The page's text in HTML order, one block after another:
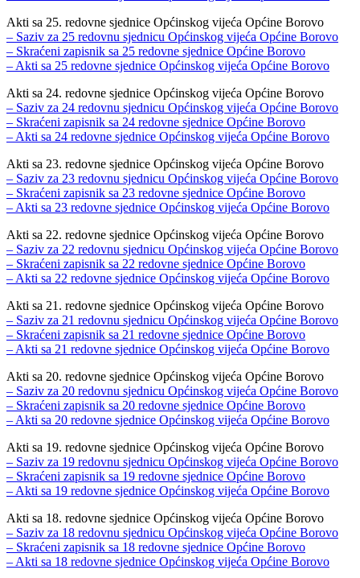
Akti sa 25. redovne sjednice Općinskog vijeća Općine Borovo
– Saziv za 25 redovnu sjednicu Općinskog vijeća Općine Borovo
– Skraćeni zapisnik sa 25 redovne sjednice Općine Borovo
– Akti sa 25 redovne sjednice Općinskog vijeća Općine Borovo
Akti sa 24. redovne sjednice Općinskog vijeća Općine Borovo
– Saziv za 24 redovnu sjednicu Općinskog vijeća Općine Borovo
– Skraćeni zapisnik sa 24 redovne sjednice Općine Borovo
– Akti sa 24 redovne sjednice Općinskog vijeća Općine Borovo
Akti sa 23. redovne sjednice Općinskog vijeća Općine Borovo
– Saziv za 23 redovnu sjednicu Općinskog vijeća Općine Borovo
– Skraćeni zapisnik sa 23 redovne sjednice Općine Borovo
– Akti sa 23 redovne sjednice Općinskog vijeća Općine Borovo
Akti sa 22. redovne sjednice Općinskog vijeća Općine Borovo
– Saziv za 22 redovnu sjednicu Općinskog vijeća Općine Borovo
– Skraćeni zapisnik sa 22 redovne sjednice Općine Borovo
– Akti sa 22 redovne sjednice Općinskog vijeća Općine Borovo
Akti sa 21. redovne sjednice Općinskog vijeća Općine Borovo
– Saziv za 21 redovnu sjednicu Općinskog vijeća Općine Borovo
– Skraćeni zapisnik sa 21 redovne sjednice Općine Borovo
– Akti sa 21 redovne sjednice Općinskog vijeća Općine Borovo
Akti sa 20. redovne sjednice Općinskog vijeća Općine Borovo
– Saziv za 20 redovnu sjednicu Općinskog vijeća Općine Borovo
– Skraćeni zapisnik sa 20 redovne sjednice Općine Borovo
– Akti sa 20 redovne sjednice Općinskog vijeća Općine Borovo
Akti sa 19. redovne sjednice Općinskog vijeća Općine Borovo
– Saziv za 19 redovnu sjednicu Općinskog vijeća Općine Borovo
– Skraćeni zapisnik sa 19 redovne sjednice Općine Borovo
– Akti sa 19 redovne sjednice Općinskog vijeća Općine Borovo
Akti sa 18. redovne sjednice Općinskog vijeća Općine Borovo
– Saziv za 18 redovnu sjednicu Općinskog vijeća Općine Borovo
– Skraćeni zapisnik sa 18 redovne sjednice Općine Borovo
– Akti sa 18 redovne sjednice Općinskog vijeća Općine Borovo